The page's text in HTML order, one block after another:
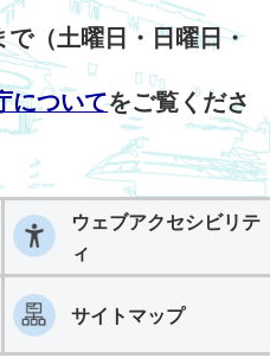
（土曜日・日曜日・
についてをご覧くださ
ウェブアクセシビリテ
ィ
サイトマップ